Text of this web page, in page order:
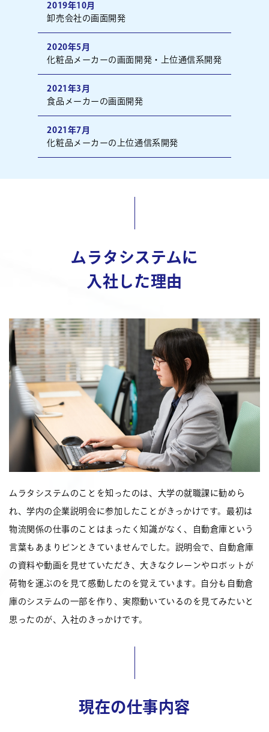
2019年10月
卸売会社の画面開発
2020年5月
化粧品メーカーの画面開発・上位通信系開発
2021年3月
食品メーカーの画面開発
2021年7月
化粧品メーカーの上位通信系開発
ムラタシステムに
入社した理由
ムラタシステムのことを知ったのは、大学の就職課に勧めら
れ、学内の企業説明会に参加したことがきっかけです。最初は
物流関係の仕事のことはまったく知識がなく、自動倉庫という
言葉もあまりピンときていませんでした。説明会で、自動倉庫
の資料や動画を見せていただき、大きなクレーンやロボットが
荷物を運ぶのを見て感動したのを覚えています。自分も自動倉
庫のシステムの一部を作り、実際動いているのを見てみたいと
思ったのが、入社のきっかけです。
現在の仕事内容